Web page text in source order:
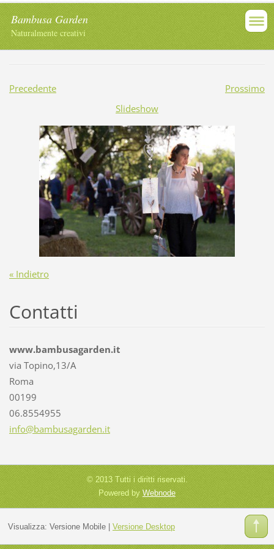
Bambusa Garden
Naturalmente creativi
Precedente
Prossimo
Slideshow
« Indietro
Contatti
www.bambusagarden.it
via Topino,13/A
Roma
00199
06.8554955
info@bambusagarden.it
© 2013 Tutti i diritti riservati.
Powered by Webnode
Visualizza: Versione Mobile| Versione Desktop